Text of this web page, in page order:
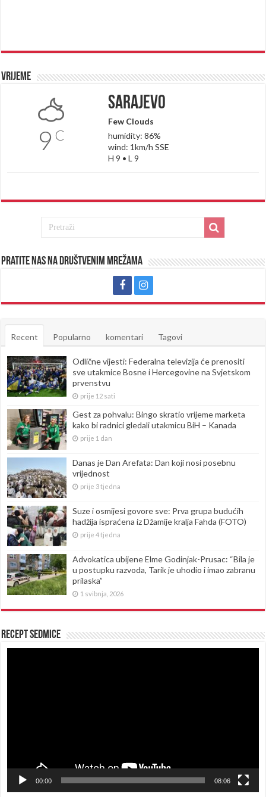
Vrijeme
9 C
Sarajevo
Few Clouds
humidity: 86%
wind: 1km/h SSE
H 9 • L 9
Pratite nas na društvenim mrežama
Recent Popularno komentari Tagovi
Odlične vijesti: Federalna televizija će prenositi
sve utakmice Bosne i Hercegovine na Svjetskom
prvenstvu
prije 12 sati
Gest za pohvalu: Bingo skratio vrijeme marketa
kako bi radnici gledali utakmicu BiH – Kanada
prije 1 dan
Danas je Dan Arefata: Dan koji nosi posebnu
vrijednost
prije 3 tjedna
Suze i osmijesi govore sve: Prva grupa budućih
hadžija ispraćena iz Džamije kralja Fahda (FOTO)
prije 4 tjedna
Advokatica ubijene Elme Godinjak-Prusac: “Bila je
u postupku razvoda, Tarik je uhodio i imao zabranu
prilaska”
1 svibnja, 2026
Recept sedmice
00:00 08:06